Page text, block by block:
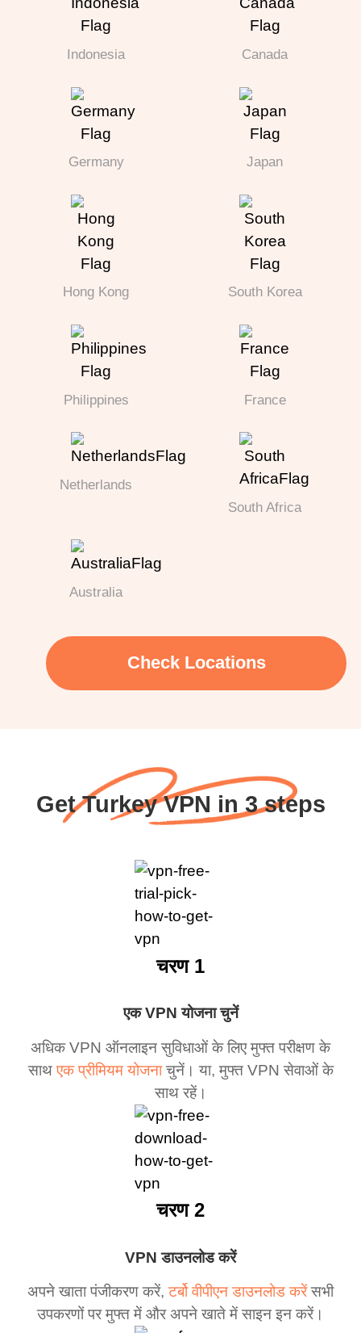
Indonesia Canada
Germany Japan
Hong Kong South Korea
Philippines France
Netherlands
South Africa
Australia
Check Locations
Get Turkey VPN in 3 steps
एक VPN योजना चुनें
अधिक VPN ऑनलाइन सुविधाओं के लिए मुफ्त परीक्षण के
साथएक प्रीमियम योजनाचुनें। या, मुफ्त VPN सेवाओं के
साथ रहें।
चरण 1
VPN डाउनलोड करें
अपने खाता पंजीकरण करें,टर्बो वीपीएन डाउनलोड करेंसभी
उपकरणों पर मुफ्त में और अपने खाते में साइन इन करें।
चरण 2